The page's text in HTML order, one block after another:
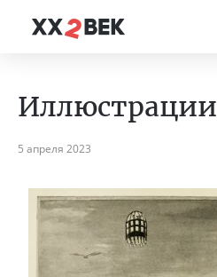
Иллюстрации
5 апреля 2023